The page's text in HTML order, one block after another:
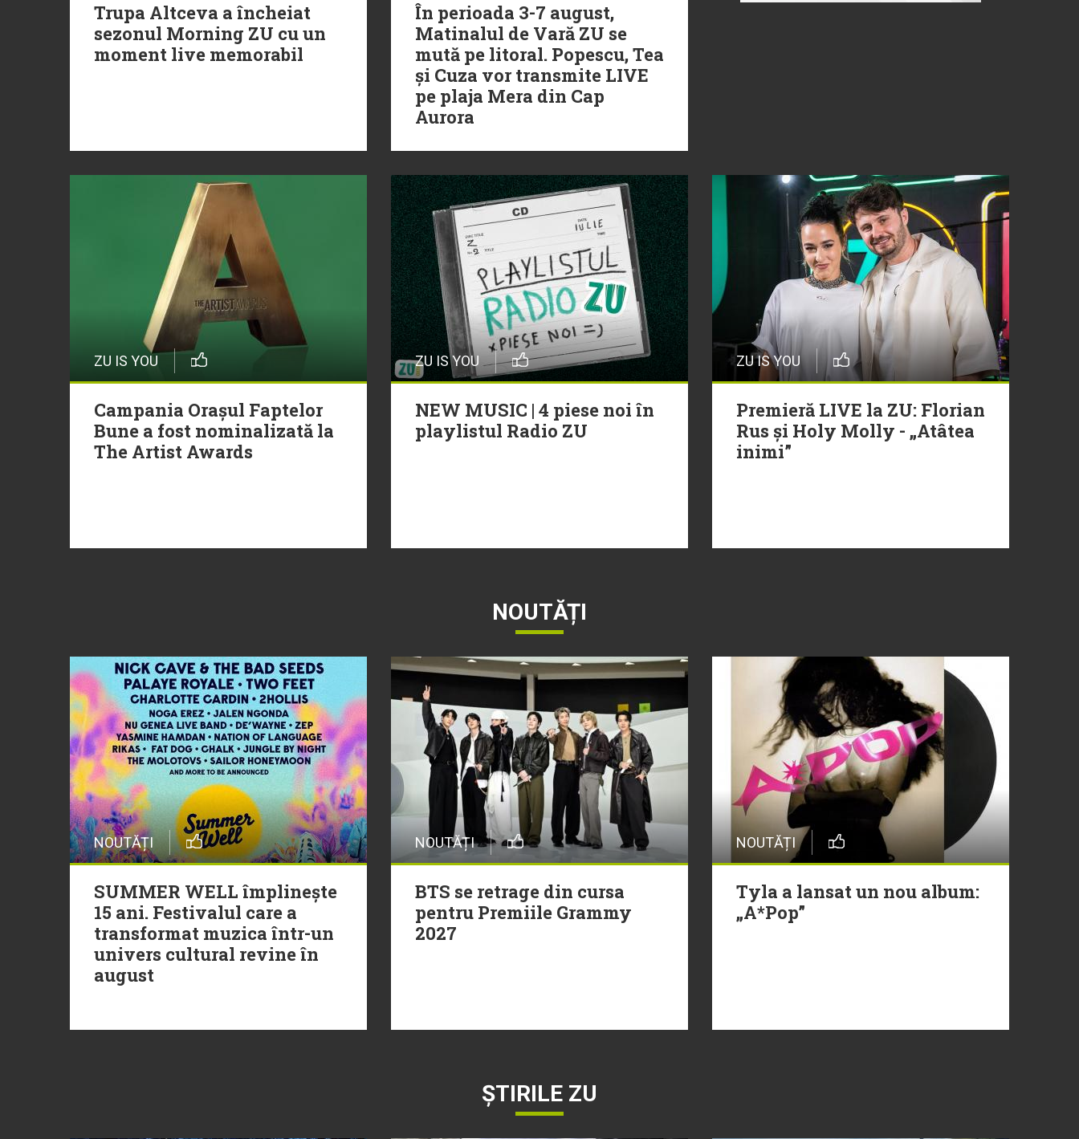
Trupa Altceva a încheiat
sezonul Morning ZU cu un
moment live memorabil
În perioada 3-7 august,
Matinalul de Vară ZU se
mută pe litoral. Popescu, Tea
și Cuza vor transmite LIVE
pe plaja Mera din Cap
Aurora
ZU IS YOU
Campania Orașul Faptelor
Bune a fost nominalizată la
The Artist Awards
ZU IS YOU
NEW MUSIC | 4 piese noi în
playlistul Radio ZU
ZU IS YOU
Premieră LIVE la ZU: Florian
Rus și Holy Molly - „Atâtea
inimi”
NOUTĂȚI
NOUTĂȚI
SUMMER WELL împlinește
15 ani. Festivalul care a
transformat muzica într-un
univers cultural revine în
august
NOUTĂȚI
BTS se retrage din cursa
pentru Premiile Grammy
2027
NOUTĂȚI
Tyla a lansat un nou album:
„A*Pop”
ȘTIRILE ZU